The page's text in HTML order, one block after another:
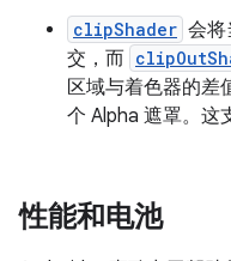
clipShader 会将
交，而
区域与着色器的差
个 Alpha 遮罩。这
性能和电池